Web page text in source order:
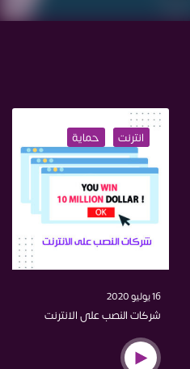
انترنت حماية
16 يوليو 2020
شركات النصب على الانترنت